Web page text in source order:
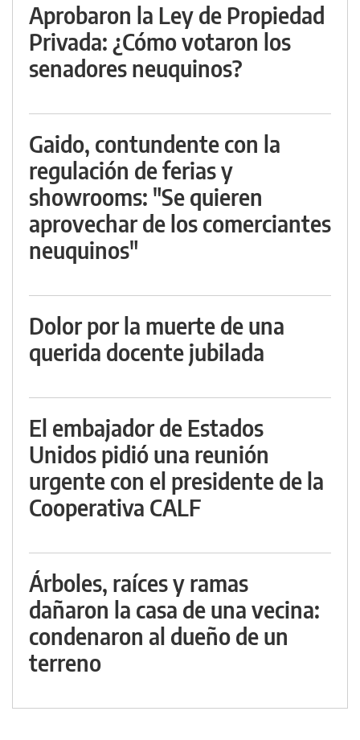
Aprobaron la Ley de Propiedad
Privada: ¿Cómo votaron los
senadores neuquinos?
Gaido, contundente con la
regulación de ferias y
showrooms: "Se quieren
aprovechar de los comerciantes
neuquinos"
Dolor por la muerte de una
querida docente jubilada
El embajador de Estados
Unidos pidió una reunión
urgente con el presidente de la
Cooperativa CALF
Árboles, raíces y ramas
dañaron la casa de una vecina:
condenaron al dueño de un
terreno